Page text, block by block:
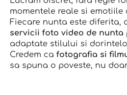
momentele reale si
Fiecare nunta este diferita,
servicii foto video de nunta
adaptate stilului si
Credem ca fotografia si
sa spuna o poveste, nu